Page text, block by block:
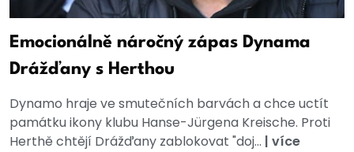
Emocionálně náročný zápas Dynama
Drážďany s Herthou
Dynamo hraje ve smutečních barvách a chce uctít
památku ikony klubu Hanse-Jürgena Kreische. Proti
Herthě chtějí Drážďany zablokovat "doj... | více